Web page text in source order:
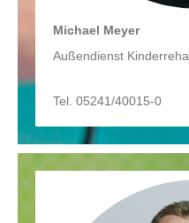
Michael Meyer
Außendienst Kinderreha
Tel. 05241/40015-0